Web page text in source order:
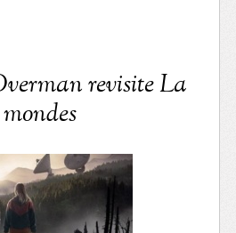
revisite La